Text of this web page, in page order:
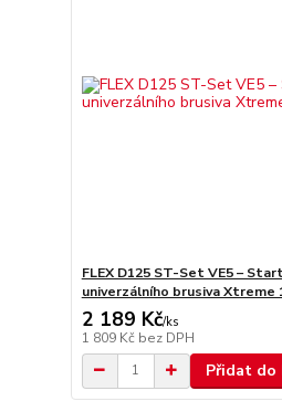
FLEX D125 ST-Set VE5 –
univerzálního brusiva Xtreme
2 189 Kč/ks
1 809 Kč bez DPH
Přidat do